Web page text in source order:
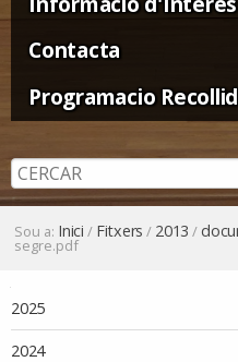
Contacta
Programacio
Sou a: Inici / Fitxers / 2013 /
segre.pdf
2025
2024